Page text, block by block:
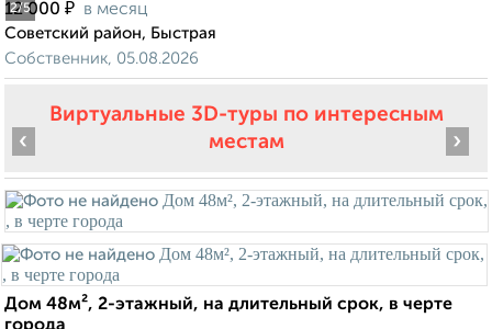
2/5
12 000 ₽ в месяц
Советский район, Быстрая
Собственник, 05.08.2026
Виртуальные 3D-туры по интересным
местам
‹ ›
Дом 48м², 2-этажный, на длительный срок, в черте